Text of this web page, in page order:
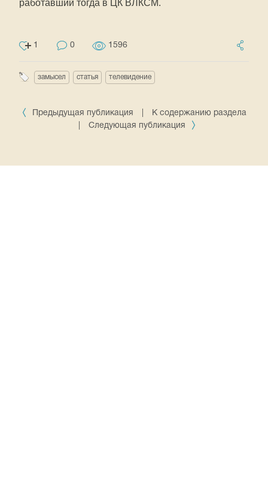
работавший тогда в ЦК ВЛКСМ.
1 0 1596
замысел статья телевидение
Предыдущая публикация
К содержанию раздела
Следующая публикация